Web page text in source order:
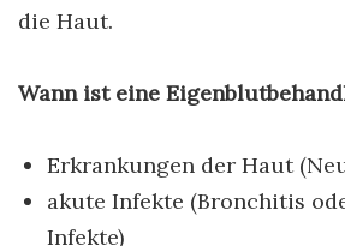
die Haut.
Wann ist eine
Erkrankungen der Haut
akute Infekte (Bronchitis
Infekte)